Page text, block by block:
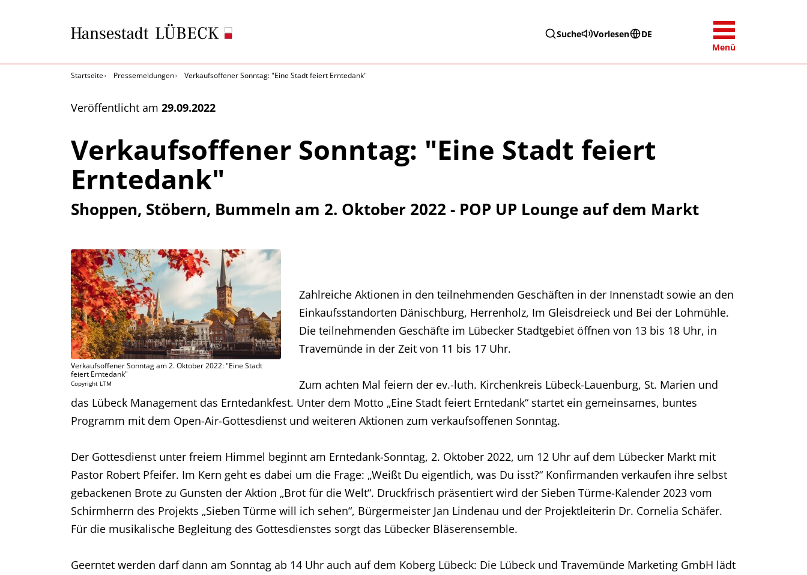
Suche Vorlesen
DE
Menü
Startseite Pressemeldungen Verkaufsoffener Sonntag: "Eine Stadt feiert Erntedank"
Veröffentlicht am 29.09.2022
Verkaufsoffener Sonntag: "Eine Stadt feiert
Erntedank"
Shoppen, Stöbern, Bummeln am 2. Oktober 2022 - POP UP Lounge auf dem Markt
Verkaufsoffener Sonntag am 2. Oktober 2022: "Eine Stadt
feiert Erntedank"
Copyright LTM
Zahlreiche Aktionen in den teilnehmenden Geschäften in der Innenstadt sowie an den
Einkaufsstandorten Dänischburg, Herrenholz, Im Gleisdreieck und Bei der Lohmühle.
Die teilnehmenden Geschäfte im Lübecker Stadtgebiet öffnen von 13 bis 18 Uhr, in
Travemünde in der Zeit von 11 bis 17 Uhr.
Zum achten Mal feiern der ev.-luth. Kirchenkreis Lübeck-Lauenburg, St. Marien und
das Lübeck Management das Erntedankfest. Unter dem Motto „Eine Stadt feiert Erntedank“ startet ein gemeinsames, buntes
Programm mit dem Open-Air-Gottesdienst und weiteren Aktionen zum verkaufsoffenen Sonntag.
Der Gottesdienst unter freiem Himmel beginnt am Erntedank-Sonntag, 2. Oktober 2022, um 12 Uhr auf dem Lübecker Markt mit
Pastor Robert Pfeifer. Im Kern geht es dabei um die Frage: „Weißt Du eigentlich, was Du isst?“ Konfirmanden verkaufen ihre selbst
gebackenen Brote zu Gunsten der Aktion „Brot für die Welt“. Druckfrisch präsentiert wird der Sieben Türme-Kalender 2023 vom
Schirmherrn des Projekts „Sieben Türme will ich sehen“, Bürgermeister Jan Lindenau und der Projektleiterin Dr. Cornelia Schäfer.
Für die musikalische Begleitung des Gottesdienstes sorgt das Lübecker Bläserensemble.
Geerntet werden darf dann am Sonntag ab 14 Uhr auch auf dem Koberg Lübeck: Die Lübeck und Travemünde Marketing GmbH lädt